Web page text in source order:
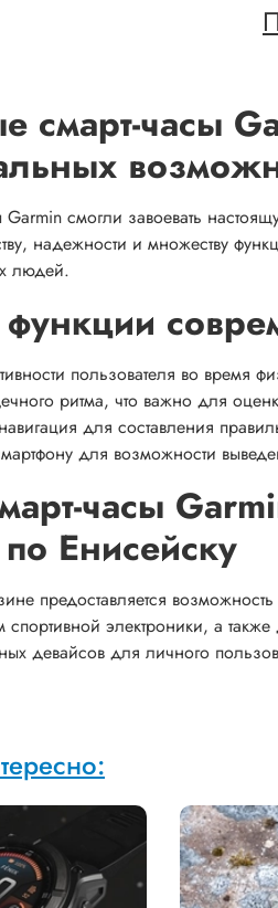
смарт-часы
смогли завоевать
надежности и множеству
людей.
пользователя во время
ритма, что важно для
для составления
для возможности
часы
Енисейску
предоставляется
спортивной электроники, а
девайсов для личного